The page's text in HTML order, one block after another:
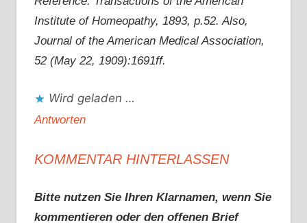
Institute of Homeopathy, 1893, p.52. Also,
Journal of the American Medical Association,
52 (May 22, 1909):1691ff.
Wird geladen …
Antworten
KOMMENTAR HINTERLASSEN
Bitte nutzen Sie Ihren Klarnamen, wenn Sie
kommentieren oder den offenen Brief